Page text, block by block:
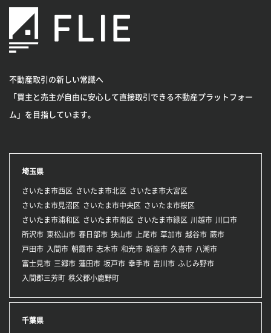
不動産取引の新しい常識へ
「買主と売主が自由に安心して直接取引できる不動産プラットフォー
ム」を目指しています。
埼玉県
さいたま市西区 さいたま市北区
さいたま市大宮区
さいたま市見沼区
さいたま市中央区
さいたま市桜区
さいたま市浦和区
さいたま市南区 さいたま市緑区 川越市 川口市
所沢市 東松山市 春日部市 狭山市 上尾市 草加市 越谷市 蕨市
戸田市 入間市 朝霞市 志木市 和光市 新座市 久喜市 八潮市
富士見市 三郷市 蓮田市 坂戸市 幸手市 吉川市 ふじみ野市
入間郡三芳町 秩父郡小鹿野町
千葉県